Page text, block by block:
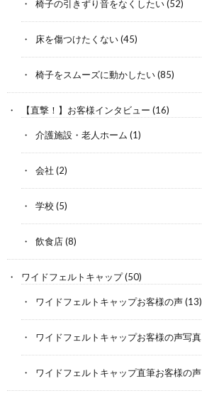
椅子の引きずり音をなくしたい(52)
床を傷つけたくない(45)
椅子をスムーズに動かしたい(85)
【直撃！】お客様インタビュー (16)
介護施設・老人ホーム (1)
会社 (2)
学校 (5)
飲食店(8)
ワイドフェルトキャップ(50)
ワイドフェルトキャップお客様の声(13)
ワイドフェルトキャップお客様の声写真
ワイドフェルトキャップ直筆お客様の声